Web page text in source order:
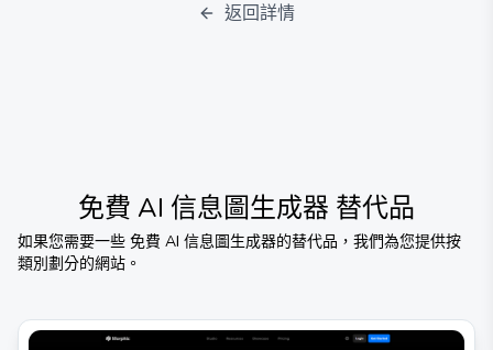
返回詳情
免費 AI 信息圖生成器 替代品
如果您需要一些 免費 AI 信息圖生成器的替代品，我們為您提供按
類別劃分的網站。